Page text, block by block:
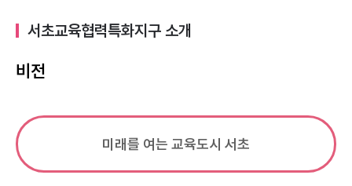
서초교육협력특화지구 소개​
비전
미래를 여는 교육도시 서초